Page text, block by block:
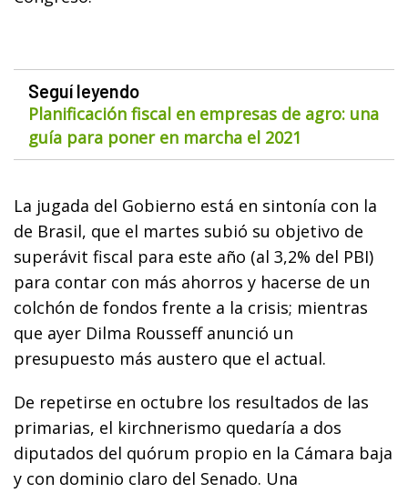
Seguí leyendo
Planificación fiscal en empresas de agro: una
guía para poner en marcha el 2021
La jugada del Gobierno está en sintonía con la
de Brasil, que el martes subió su objetivo de
superávit fiscal para este año (al 3,2% del PBI)
para contar con más ahorros y hacerse de un
colchón de fondos frente a la crisis; mientras
que ayer Dilma Rousseff anunció un
presupuesto más austero que el actual.
De repetirse en octubre los resultados de las
primarias, el kirchnerismo quedaría a dos
diputados del quórum propio en la Cámara baja
y con dominio claro del Senado. Una